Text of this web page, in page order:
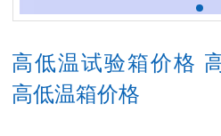
高低温试验箱价格
高低温箱价格